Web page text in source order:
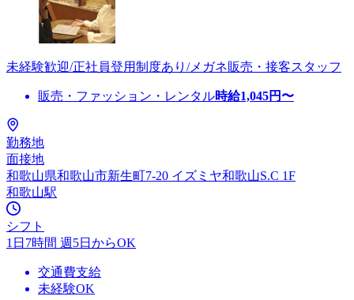
未経験歓迎/正社員登用制度あり/メガネ販売・接客スタッフ
販売・ファッション・レンタル時給1,045円〜
勤務地
面接地
和歌山県和歌山市新生町7-20 イズミヤ和歌山S.C 1F
和歌山駅
シフト
1日7時間 週5日からOK
交通費支給
未経験OK